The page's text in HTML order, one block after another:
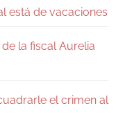
está de vacaciones
la fiscal Aurelia
el crimen al